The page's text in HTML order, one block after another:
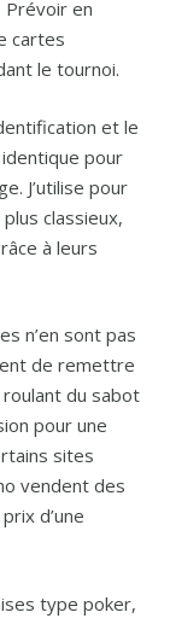
en
cartes
le tournoi.
et le
pour
J’utilise pour
classieux,
à leurs
n’en sont pas
de remettre
du sabot
pour une
sites
vendent des
d’une
type poker,